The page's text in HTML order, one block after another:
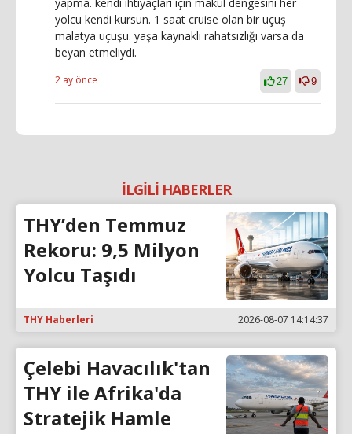
yolcu kendi kursun. 1 saat cruise olan bir uçuş
malatya uçuşu. yaşa kaynaklı rahatsızlığı varsa da
beyan etmeliydi.
2 ay önce 27 9
İLGİLİ HABERLER
THY’den Temmuz
Rekoru: 9,5 Milyon
Yolcu Taşıdı
THY Haberleri 2026-08-07 14:14:37
Çelebi Havacılık'tan
THY ile Afrika'da
Stratejik Hamle